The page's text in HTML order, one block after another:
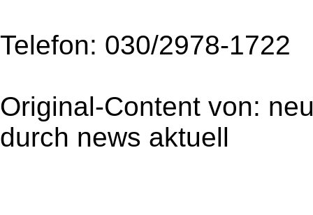
Telefon: 030/2978-1722
Original-Content von:
durch news aktuell